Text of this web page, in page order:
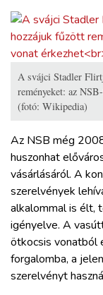
A svájci Stadler
reményeket: az
(fotó: Wikipedia)
Az NSB még
huszonhat
vásárlásáról. A
szerelvények
alkalommal is élt,
igényelve. A
ötkocsis vonatból
forgalomba, a
szerelvényt